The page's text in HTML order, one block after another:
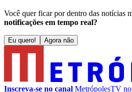
Você quer ficar por dentro das notícias
notificações em tempo real?
Eu quero! Agora não
Inscreva-se no canal MetrópolesTV no